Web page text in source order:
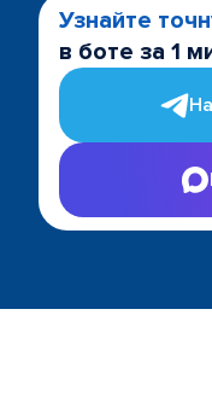
Узнайте
в боте за 1